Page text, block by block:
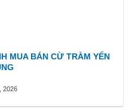
MUA BÁN CỪ TRÀM YẾN
2026